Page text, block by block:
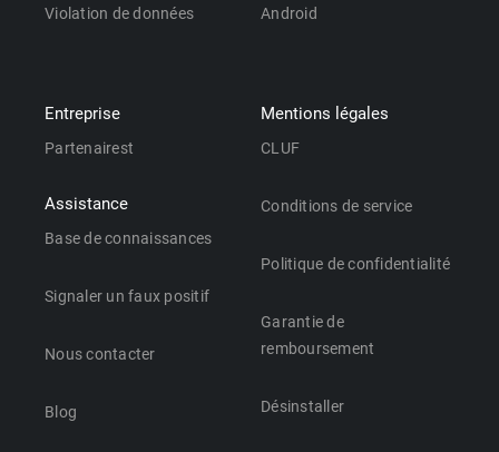
Violation de données Android
Entreprise
Partenairest
Assistance
Base de connaissances
Signaler un faux positif
Nous contacter
Blog
Mentions légales
CLUF
Conditions de service
Politique de confidentialité
Garantie de
remboursement
Désinstaller